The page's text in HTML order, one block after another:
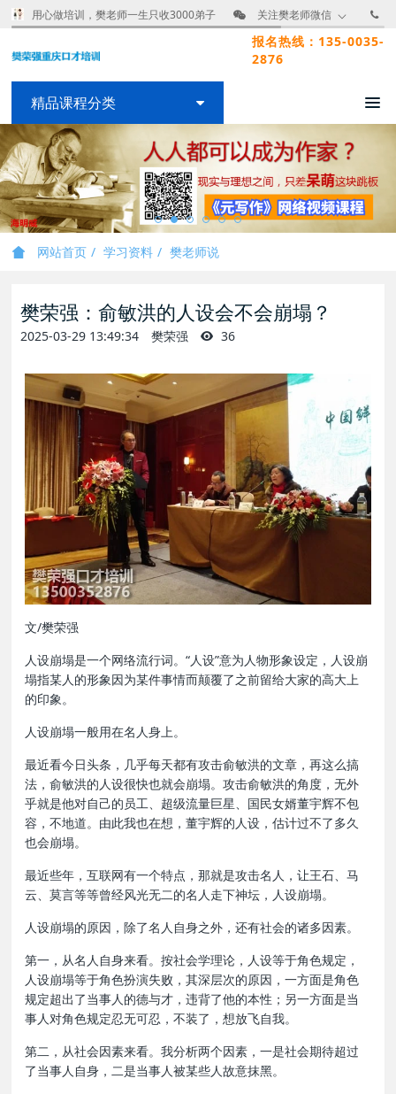
用心做培训，樊老师一生只收3000弟子 关注樊老师微信
报名热线：135-0035-
2876
精品课程分类
网站首页 学习资料 樊老师说
樊荣强：俞敏洪的人设会不会崩塌？
2025-03-29 13:49:34 樊荣强 36
文/樊荣强
人设崩塌是一个网络流行词。“人设”意为人物形象设定，人设崩
塌指某人的形象因为某件事情而颠覆了之前留给大家的高大上
的印象。
人设崩塌一般用在名人身上。
最近看今日头条，几乎每天都有攻击俞敏洪的文章，再这么搞
法，俞敏洪的人设很快也就会崩塌。攻击俞敏洪的角度，无外
乎就是他对自己的员工、超级流量巨星、国民女婿董宇辉不包
容，不地道。由此我也在想，董宇辉的人设，估计过不了多久
也会崩塌。
最近些年，互联网有一个特点，那就是攻击名人，让王石、马
云、莫言等等曾经风光无二的名人走下神坛，人设崩塌。
人设崩塌的原因，除了名人自身之外，还有社会的诸多因素。
第一，从名人自身来看。按社会学理论，人设等于角色规定，
人设崩塌等于角色扮演失败，其深层次的原因，一方面是角色
规定超出了当事人的德与才，违背了他的本性；另一方面是当
事人对角色规定忍无可忍，不装了，想放飞自我。
第二，从社会因素来看。我分析两个因素，一是社会期待超过
了当事人自身，二是当事人被某些人故意抹黑。